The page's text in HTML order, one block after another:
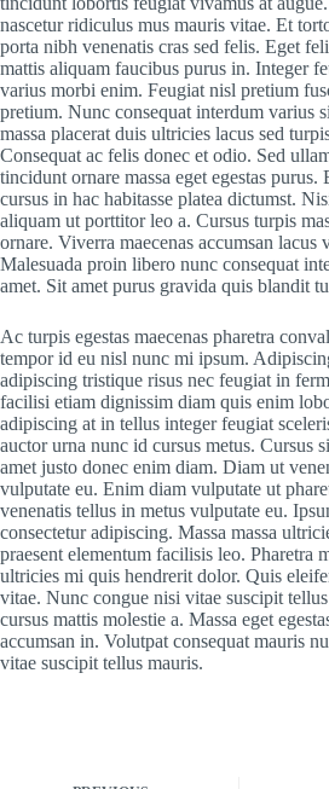
nascetur ridiculus mus mauris vitae. Et
porta nibh venenatis cras sed felis. Eget
mattis aliquam faucibus purus in. Integer
varius morbi enim. Feugiat nisl pretium
pretium. Nunc consequat interdum varius
massa placerat duis ultricies lacus sed
Consequat ac felis donec et odio. Sed
tincidunt ornare massa eget egestas
cursus in hac habitasse platea dictumst.
aliquam ut porttitor leo a. Cursus turpis
ornare. Viverra maecenas accumsan lacus
Malesuada proin libero nunc consequat
amet. Sit amet purus gravida quis blandit
Ac turpis egestas maecenas pharetra
tempor id eu nisl nunc mi ipsum.
adipiscing tristique risus nec feugiat in
facilisi etiam dignissim diam quis enim
adipiscing at in tellus integer feugiat
auctor urna nunc id cursus metus. Cursus
amet justo donec enim diam. Diam ut
vulputate eu. Enim diam vulputate ut
venenatis tellus in metus vulputate eu.
consectetur adipiscing. Massa massa
praesent elementum facilisis leo. Pharetra
ultricies mi quis hendrerit dolor. Quis
vitae. Nunc congue nisi vitae suscipit
cursus mattis molestie a. Massa eget
accumsan in. Volutpat consequat mauris
vitae suscipit tellus mauris.